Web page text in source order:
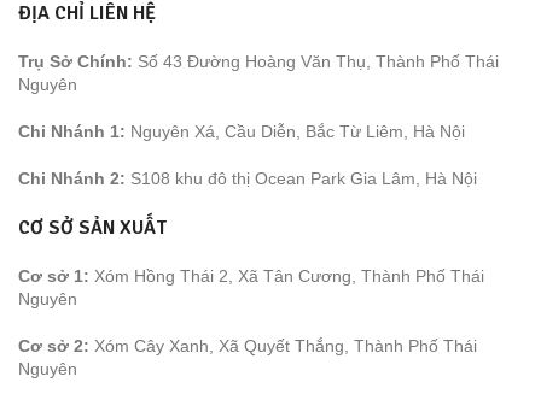
ĐỊA CHỈ LIÊN HỆ
Trụ Sở Chính: Số 43 Đường Hoàng Văn Thụ, Thành Phố Thái
Nguyên
Chi Nhánh 1: Nguyên Xá, Cầu Diễn, Bắc Từ Liêm, Hà Nội
Chi Nhánh 2: S108 khu đô thị Ocean Park Gia Lâm, Hà Nội
CƠ SỞ SẢN XUẤT
Cơ sở 1: Xóm Hồng Thái 2, Xã Tân Cương, Thành Phố Thái
Nguyên
Cơ sở 2: Xóm Cây Xanh, Xã Quyết Thắng, Thành Phố Thái
Nguyên